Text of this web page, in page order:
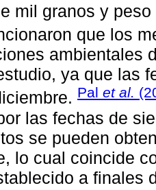
mil granos y
que los
ambientales
ya que las
Pal et al.
las fechas de
se pueden
lo cual coincide
a finales